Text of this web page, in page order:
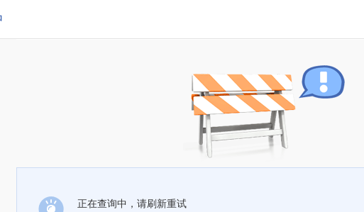
正在查询中，请刷新重试